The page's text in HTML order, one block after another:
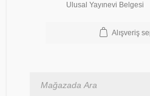
Ulusal Yayınevi Belgesi
Alışveriş